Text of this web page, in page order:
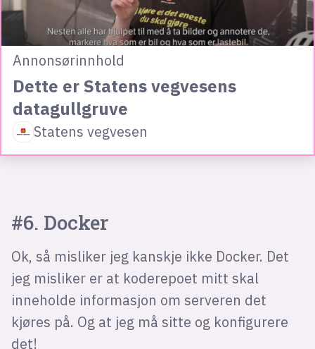
Annonsørinnhold
Dette er Statens vegvesens
datagullgruve
Statens vegvesen
#6. Docker
Ok, så misliker jeg kanskje ikke Docker. Det
jeg misliker er at koderepoet mitt skal
inneholde informasjon om serveren det
kjøres på. Og at jeg må sitte og konfigurere
det!